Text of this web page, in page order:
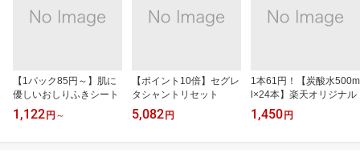
【1パック85円～】肌に
優しいおしりふきシート
1,122 円 ～
【ポイント10倍】セグレ
タシャントリセット
5,082 円
1本61円！【炭酸水500m
l×24本】楽天オリジナル
1,450 円